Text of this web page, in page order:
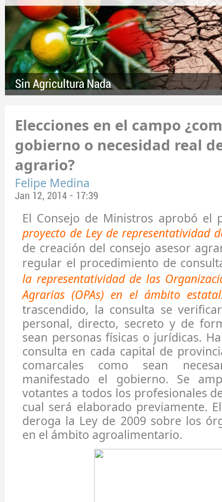
Sin Agricultura Nada
Elecciones en el campo
gobierno o necesidad real
agrario?
Felipe Medina
Jan 12, 2014 - 17:39
El Consejo de Ministros aprobó el
proyecto de Ley de representatividad
de creación del consejo asesor
regular el procedimiento de
la representatividad de las
Agrarias (OPAs) en el ámbito
trascendido, la consulta se
personal, directo, secreto y de
sean personas físicas o jurídicas.
consulta en cada capital de
comarcales como sean
manifestado el gobierno. Se
votantes a todos los profesionales
cual será elaborado previamente.
deroga la Ley de 2009 sobre los
en el ámbito agroalimentario.